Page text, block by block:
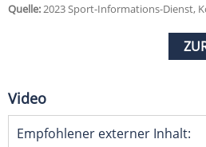
Quelle:2023 Sport-Informations-Dienst,
Video
Empfohlener externer Inhalt: